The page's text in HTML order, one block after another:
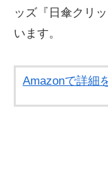
ッズ『日傘クリ
います。
Amazonで詳細